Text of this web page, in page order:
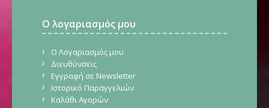
Ο λογαριασμός μου
Ο Λογαριασμός μου
Διευθύνσεις
Εγγραφή σε Newsletter
Ιστορικό Παραγγελιών
Καλάθι Αγορών